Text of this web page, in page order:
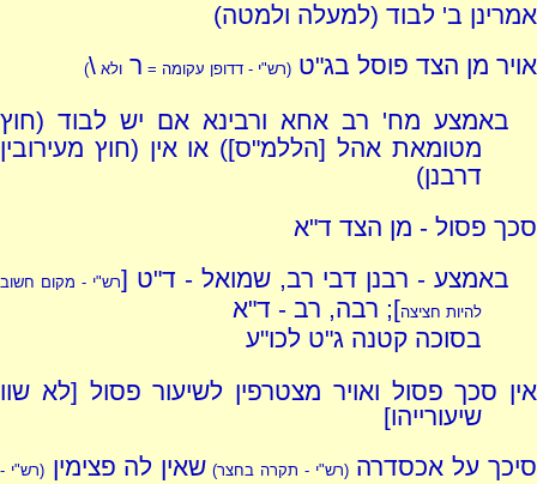
אמרינן ב' לבוד (למעלה ולמטה)
אויר מן הצד פוסל בג"ט (רש"י - דדופן עקומה = ר ולא \
)
באמצע מח' רב אחא ורבינא אם יש לבוד (חוץ
מטומאת אהל [הללמ"ס]) או אין (חוץ מעירובין
דרבנן)
סכך פסול - מן הצד ד"א
באמצע - רבנן דבי רב, שמואל - ד"ט [רש"י - מקום חשוב
להיות חציצה]; רבה, רב - ד"א
בסוכה קטנה ג"ט לכו"ע
אין סכך פסול ואויר מצטרפין לשיעור פסול [לא שוו
שיעורייהו]
סיכך על אכסדרה(רש"י - תקרה בחצר) שאין לה פצימין(רש"י -